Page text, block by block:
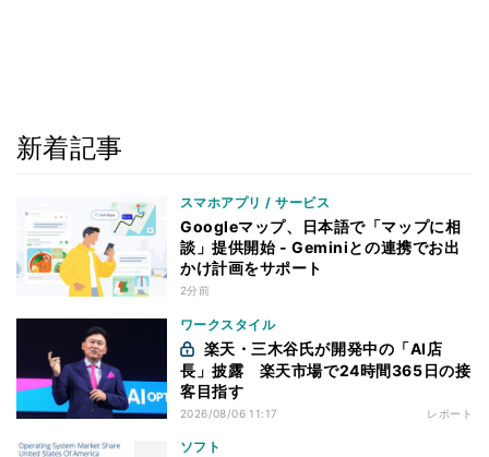
新着記事
スマホアプリ / サービス
Googleマップ、日本語で「マップに相
談」提供開始 - Geminiとの連携でお出
かけ計画をサポート
2分前
ワークスタイル
長」披露 楽天市場で24時間365日の接
客目指す
2026/08/06 11:17 レポート
ソフト